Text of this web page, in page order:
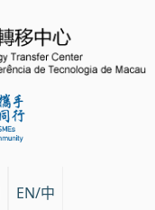
EN/中